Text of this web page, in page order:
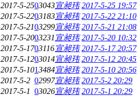
2017-5-2503043宣昶玮 2017-5-25 19:57
2017-5-2203183宣昶玮 2017-5-22 21:10
2017-5-2103299宣昶玮 2017-5-21 21:08
2017-5-2003231 宣昶玮 2017-5-20 10:32
2017-5-1703116 宣昶玮 2017-5-17 20:57
2017-5-1203014宣昶玮 2017-5-12 20:45
2017-5-1013484宣昶玮 2017-5-10 20:56
2017-5-2 02997宣昶玮 2017-5-2 20:29
2017-5-1 03026宣昶玮 2017-5-1 20:29